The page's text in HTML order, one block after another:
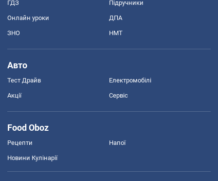
ГДЗ Підручники
Онлайн уроки ДПА
ЗНО НМТ
Авто
Тест Драйв Електромобілі
Акції Сервіс
Food Oboz
Рецепти Напої
Новини Кулінарії